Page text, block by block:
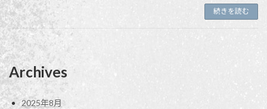
続きを読む
Archives
2025年8月